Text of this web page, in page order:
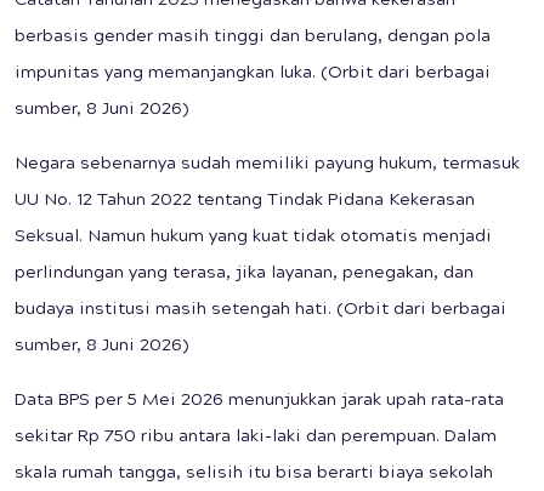
berbasis gender masih tinggi dan berulang, dengan pola
impunitas yang memanjangkan luka. (Orbit dari berbagai
sumber, 8 Juni 2026)
Negara sebenarnya sudah memiliki payung hukum, termasuk
UU No. 12 Tahun 2022 tentang Tindak Pidana Kekerasan
Seksual. Namun hukum yang kuat tidak otomatis menjadi
perlindungan yang terasa, jika layanan, penegakan, dan
budaya institusi masih setengah hati. (Orbit dari berbagai
sumber, 8 Juni 2026)
Data BPS per 5 Mei 2026 menunjukkan jarak upah rata-rata
sekitar Rp 750 ribu antara laki-laki dan perempuan. Dalam
skala rumah tangga, selisih itu bisa berarti biaya sekolah